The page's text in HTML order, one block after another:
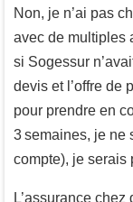
Non, je n’ai pas
avec de multiples
si Sogessur
devis et l’offre de
pour prendre en
3 semaines, je ne
compte), je serais
L’assurance